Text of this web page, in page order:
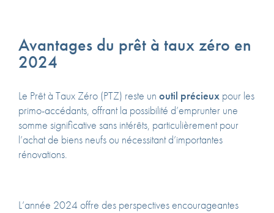
Avantages du prêt à taux zéro en
2024
Le Prêt à Taux Zéro (PTZ) reste un outil précieux pour les
primo-accédants, offrant la possibilité d’emprunter une
somme significative sans intérêts, particulièrement pour
l’achat de biens neufs ou nécessitant d’importantes
rénovations.
L’année 2024 offre des perspectives encourageantes